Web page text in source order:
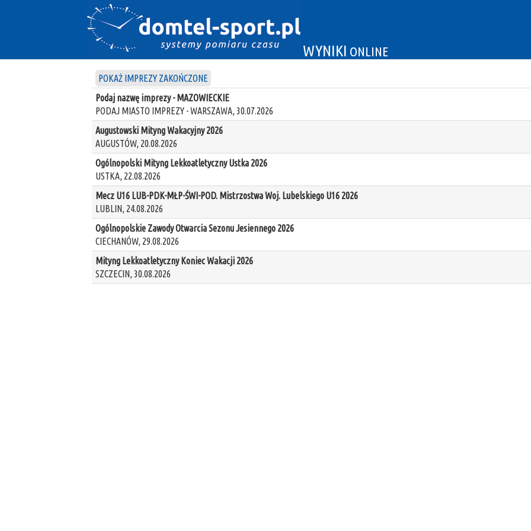
WYNIKI ONLINE
POKAŻ IMPREZY ZAKOŃCZONE
Podaj nazwę imprezy - MAZOWIECKIE
PODAJ MIASTO IMPREZY - WARSZAWA, 30.07.2026
Augustowski Mityng Wakacyjny 2026
AUGUSTÓW, 20.08.2026
Ogólnopolski Mityng Lekkoatletyczny Ustka 2026
USTKA, 22.08.2026
Mecz U16 LUB-PDK-MŁP-ŚWI-POD. Mistrzostwa Woj. Lubelskiego U16 2026
LUBLIN, 24.08.2026
Ogólnopolskie Zawody Otwarcia Sezonu Jesiennego 2026
CIECHANÓW, 29.08.2026
Mityng Lekkoatletyczny Koniec Wakacji 2026
SZCZECIN, 30.08.2026